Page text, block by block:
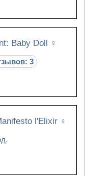
Baby Doll ♀
3
l'Elixir ♀